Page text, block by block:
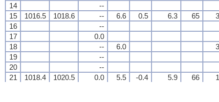
14
--
15
1016.5 1018.6 -- 6.6 0.5 6.3 65
16
--
17
0.0
18
-- 6.0
19
--
20
--
21
1018.4 1020.5 0.0 5.5 -0.4 5.9 66
14
--
15
1016.5 1018.6 -- 6.6 0.5 6.3 65
16
--
17
0.0
18
-- 6.0
19
--
20
--
21
1018.4 1020.5 0.0 5.5 -0.4 5.9 66
14
--
15
1016.5 1018.6 -- 6.6 0.5 6.3 65
16
--
17
0.0
18
-- 6.0
19
--
20
--
21
1018.4 1020.5 0.0 5.5 -0.4 5.9 66
14
--
15
1016.5 1018.6 -- 6.6 0.5 6.3 65
16
--
17
0.0
18
-- 6.0
19
--
20
--
21
1018.4 1020.5 0.0 5.5 -0.4 5.9 66